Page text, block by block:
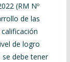
(RM Nº
de las
de logro
debe tener